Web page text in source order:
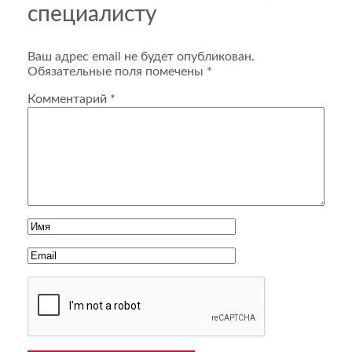
специалисту
Ваш адрес email не будет опубликован.
Обязательные поля помечены *
Комментарий *